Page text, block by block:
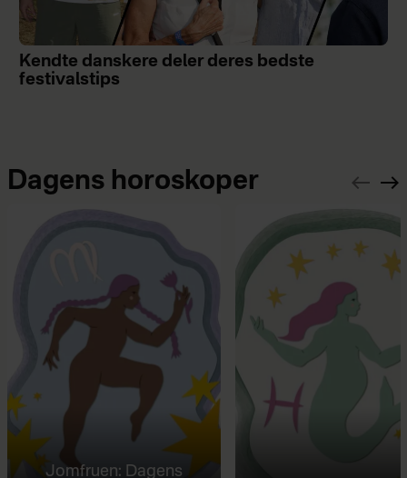
Kendte danskere deler deres bedste
festivalstips
Dagens horoskoper
Jomfruen: Dagens